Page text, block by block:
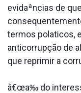
evidaªncias de
termos pola­ticos,
anticorrupção de
que reprimir a
â€œa‰ do